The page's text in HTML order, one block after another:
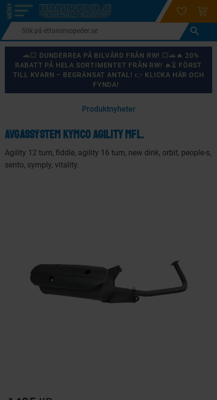
Meny
login
🚗💥 DUNDERREA PÅ BILVÅRD FRÅN RW! 💥🚗🔥 20%
RABATT PÅ HELA SORTIMENTET FRÅN RW! 🔥⏳ FÖRST
TILL KVARN – BEGRÄNSAT ANTAL! 👉 KLICKA HÄR OCH
FYNDA!
KANSKE NÅGON AV DESSA PRODUKTER KAN INTRESSERA
DIG?
20KR
solnr50-2
125KR
Produktnyheter
Avgassystem Kymco Agility mfl.
Agility 12 tum, fiddle, agility 16 tum, new dink, orbit, people-s,
sento, symply, vitality.